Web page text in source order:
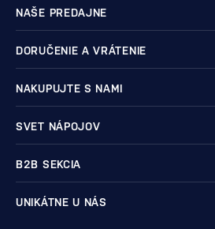
NAŠE PREDAJNE
DORUČENIE A VRÁTENIE
NAKUPUJTE S NAMI
SVET NÁPOJOV
B2B SEKCIA
UNIKÁTNE U NÁS